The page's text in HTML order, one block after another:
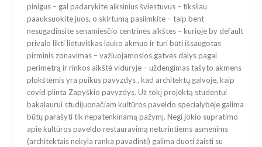
pinigus – gal padarykite aiksinius šviestuvus – tiksliau
paauksuokite juos, o skirtumą pasiimkite – taip bent
nesugadinsite senamiesčio centrinės aikštes – kurioje by default
privalo likti lietuviškas lauko akmuo ir turi būti išsaugotas
pirminis zonavimas – važiuojamosios gatvės dalys pagal
perimetrą ir rinkos aikštė viduryje – uždengimas tašyto akmens
plokštėmis yra puikus pavyzdys , kad architektų galvoje, kaip
covid plinta Zapyškio pavyzdys. Už tokį projektą studentui
bakalaurui studijuonačiam kultūros paveldo specialybėje galima
būtų parašyti tik nepatenkinamą pažymį. Negi jokio supratimo
apie kultūros paveldo restauravimą neturintiems asmenims
(architektais nekyla ranka pavadinti) galima duoti žaisti su